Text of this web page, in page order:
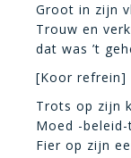
Groot in zijn
Trouw en
dat was ’t
[Koor refrein]
Trots op zijn
Moed -
Fier op zijn